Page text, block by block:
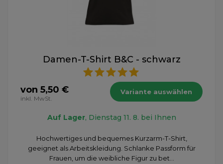
Damen-T-Shirt B&C - schwarz
von 5,50 €
inkl. MwSt.
Variante auswählen
Auf Lager, Dienstag 11. 8. bei Ihnen
Hochwertiges und bequemes Kurzarm-T-Shirt,
geeignet als Arbeitskleidung. Schlanke Passform für
Frauen, um die weibliche Figur zu bet...